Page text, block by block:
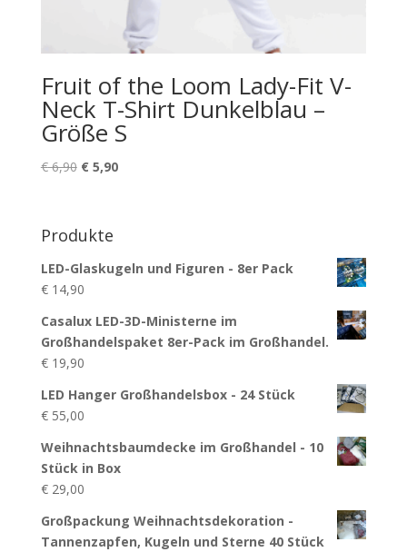
Fruit of the Loom Lady-Fit V-
Neck T-Shirt Dunkelblau –
Größe S
€6,90 Ursprünglicher
€ 6,90
€5,90Aktueller
Produkte
LED-Glaskugeln und Figuren - 8er Pack
€14,90
Casalux LED-3D-Ministerne im
Großhandelspaket 8er-Pack im Großhandel.
€19,90
LED Hanger Großhandelsbox - 24 Stück
€55,00
Weihnachtsbaumdecke im Großhandel - 10
Stück in Box
€29,00
Großpackung Weihnachtsdekoration -
Tannenzapfen, Kugeln und Sterne 40 Stück